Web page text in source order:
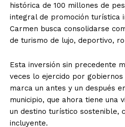
histórica de 100 millones de
integral de promoción turística
Carmen busca consolidarse
de turismo de lujo, deportivo,
Esta inversión sin precedente
veces lo ejercido por
marca un antes y un después
municipio, que ahora tiene una
un destino turístico sostenible,
incluyente.